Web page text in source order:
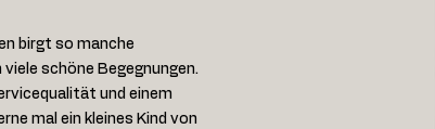
birgt so manche
schöne Begegnungen.
und einem
mal ein kleines Kind von